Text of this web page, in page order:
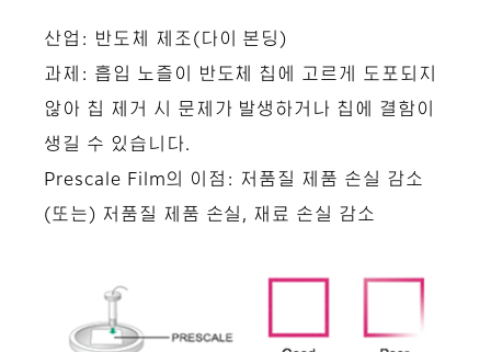
산업: 반도체 제조(다이 본딩)
과제: 흡입 노즐이 반도체 칩에 고르게 도포되지
않아 칩 제거 시 문제가 발생하거나 칩에 결함이
생길 수 있습니다.
Prescale Film의 이점: 저품질 제품 손실 감소
(또는) 저품질 제품 손실, 재료 손실 감소